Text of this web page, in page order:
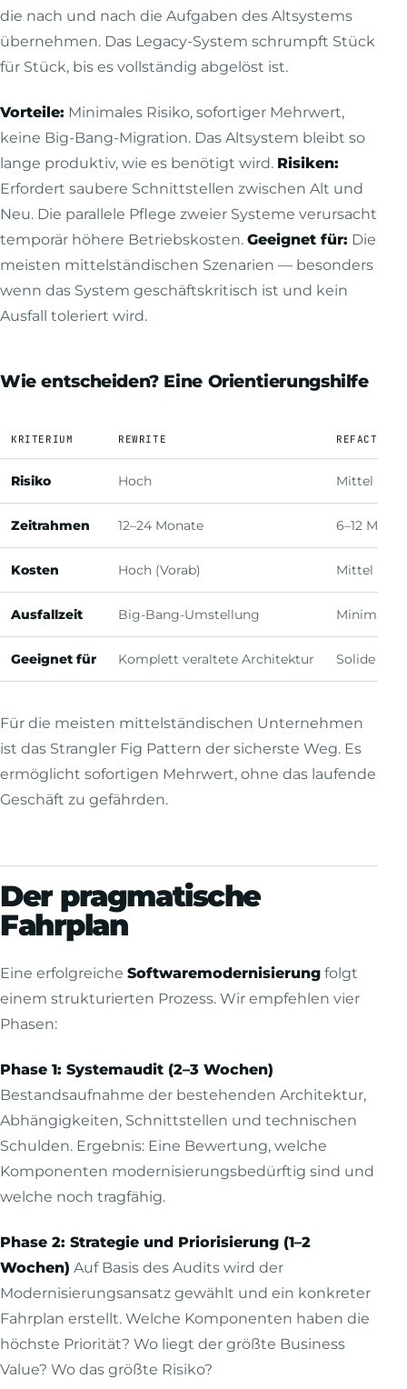
die nach und nach die Aufgaben des Altsystems
übernehmen. Das Legacy-System schrumpft Stück
für Stück, bis es vollständig abgelöst ist.
Vorteile: Minimales Risiko, sofortiger Mehrwert,
keine Big-Bang-Migration. Das Altsystem bleibt so
lange produktiv, wie es benötigt wird. Risiken:
Erfordert saubere Schnittstellen zwischen Alt und
Neu. Die parallele Pflege zweier Systeme verursacht
temporär höhere Betriebskosten. Geeignet für: Die
meisten mittelständischen Szenarien — besonders
wenn das System geschäftskritisch ist und kein
Ausfall toleriert wird.
Wie entscheiden? Eine Orientierungshilfe
KRITERIUM REWRITE
Risiko Hoch Mittel
Zeitrahmen 12–24 Monate 6–12
Kosten Hoch (Vorab) Mittel
Ausfallzeit Big-Bang-Umstellung Minimal
Geeignet für Komplett veraltete Architektur Solide
Für die meisten mittelständischen Unternehmen
ist das Strangler Fig Pattern der sicherste Weg. Es
ermöglicht sofortigen Mehrwert, ohne das laufende
Geschäft zu gefährden.
Der pragmatische
Fahrplan
Eine erfolgreiche Softwaremodernisierung folgt
einem strukturierten Prozess. Wir empfehlen vier
Phasen:
Phase 1: Systemaudit (2–3 Wochen)
Bestandsaufnahme der bestehenden Architektur,
Abhängigkeiten, Schnittstellen und technischen
Schulden. Ergebnis: Eine Bewertung, welche
Komponenten modernisierungsbedürftig sind und
welche noch tragfähig.
Phase 2: Strategie und Priorisierung (1–2
Wochen) Auf Basis des Audits wird der
Modernisierungsansatz gewählt und ein konkreter
Fahrplan erstellt. Welche Komponenten haben die
höchste Priorität? Wo liegt der größte Business
Value? Wo das größte Risiko?